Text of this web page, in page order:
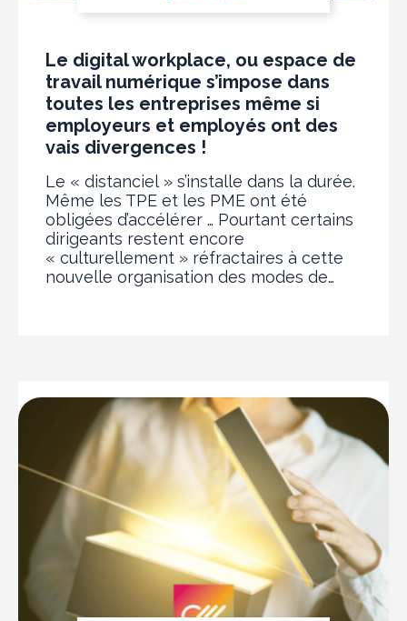
Le digital workplace, ou espace de
travail numérique s’impose dans
toutes les entreprises même si
employeurs et employés ont des
vais divergences !
Le « distanciel » s’installe dans la durée.
Même les TPE et les PME ont été
obligées d’accélérer … Pourtant certains
dirigeants restent encore
« culturellement » réfractaires à cette
nouvelle organisation des modes de…